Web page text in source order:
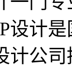
设计
计公